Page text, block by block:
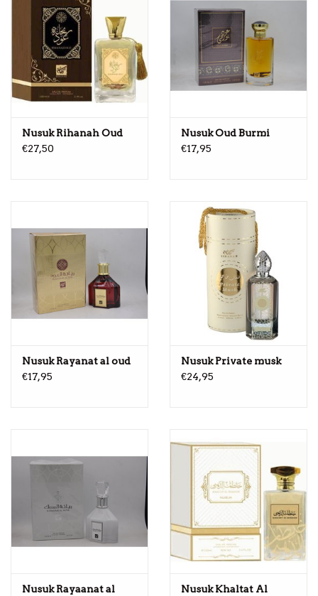
Nusuk Rihanah Oud
€27,50
Nusuk Oud Burmi
€17,95
Nusuk Rayanat al oud
€17,95
Nusuk Private musk
€24,95
Nusuk Rayaanat al
Nusuk Khaltat Al